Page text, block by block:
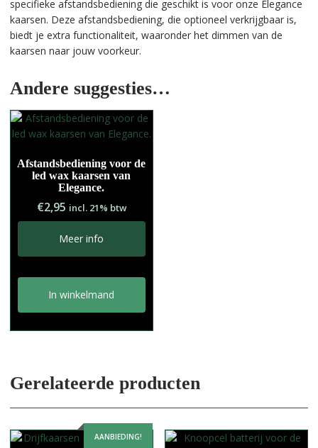
specifieke afstandsbediening die geschikt is voor onze Elegance
kaarsen. Deze afstandsbediening, die optioneel verkrijgbaar is,
biedt je extra functionaliteit, waaronder het dimmen van de
kaarsen naar jouw voorkeur.
Andere suggesties…
Afstandsbediening voor de
led wax kaarsen van
Elegance.
€2,95 incl. 21% btw
Meer info
In winkelmand
Gerelateerde producten
AANBIEDING!